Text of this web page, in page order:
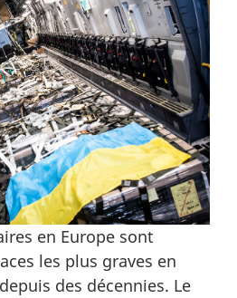
en Europe sont
les plus graves en
des décennies. Le